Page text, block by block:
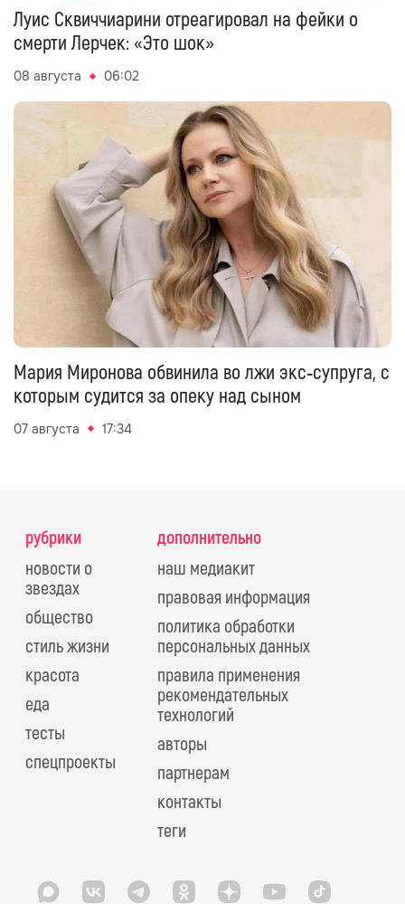
Луис Сквиччиарини отреагировал на фейки о
смерти Лерчек: «Это шок»
08 августа 06:02
Мария Миронова обвинила во лжи экс‑супруга, с
которым судится за опеку над сыном
07 августа 17:34
рубрики
новости о
звездах
общество
стиль жизни
красота
еда
тесты
спецпроекты
дополнительно
наш медиакит
правовая информация
политика обработки
персональных данных
правила применения
рекомендательных
технологий
авторы
партнерам
контакты
теги